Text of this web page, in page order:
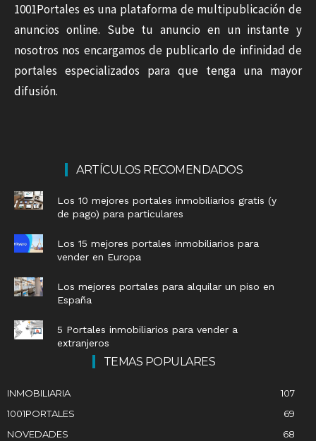
1001Portales es una plataforma de multipublicación de
anuncios online. Sube tu anuncio en un instante y
nosotros nos encargamos de publicarlo de infinidad de
portales especializados para que tenga una mayor
difusión.
ARTÍCULOS RECOMENDADOS
Los 10 mejores portales inmobiliarios gratis (y
de pago) para particulares
Los 15 mejores portales inmobiliarios para
vender en Europa
Los mejores portales para alquilar un piso en
España
5 Portales inmobiliarios para vender a
extranjeros
TEMAS POPULARES
INMOBILIARIA
107
1001PORTALES
69
NOVEDADES
68